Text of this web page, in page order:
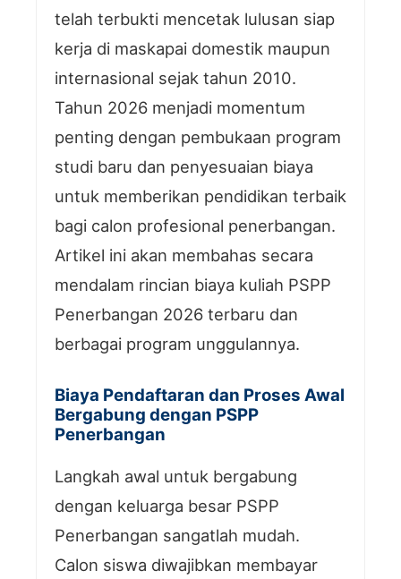
telah terbukti mencetak lulusan siap
kerja di maskapai domestik maupun
internasional sejak tahun 2010.
Tahun 2026 menjadi momentum
penting dengan pembukaan program
studi baru dan penyesuaian biaya
untuk memberikan pendidikan terbaik
bagi calon profesional penerbangan.
Artikel ini akan membahas secara
mendalam rincian biaya kuliah PSPP
Penerbangan 2026 terbaru dan
berbagai program unggulannya.
Biaya Pendaftaran dan Proses Awal
Bergabung dengan PSPP
Penerbangan
Langkah awal untuk bergabung
dengan keluarga besar PSPP
Penerbangan sangatlah mudah.
Calon siswa diwajibkan membayar